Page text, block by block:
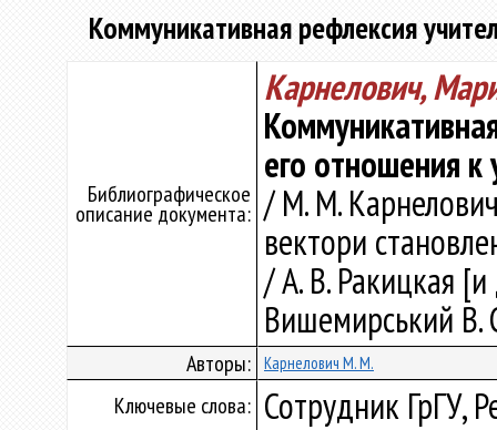
Коммуникативная рефлексия
Библиографическое
описание документа:
Карнелович,
его отношения к
/ М. М. Карнелович
вектори
/ А. В. Ракицкая
Вишемирський В.
Авторы: Карнелович М. М.
Ключевые слова: Сотрудник ГрГУ,